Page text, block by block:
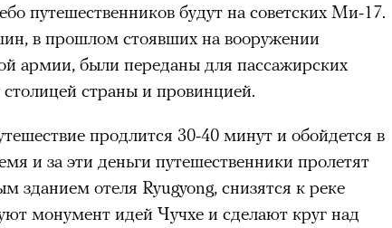
путешественников будут на советских Ми-17.
в прошлом стоявших на вооружении
армии, были переданы для пассажирских
страны и провинцией.
продлится 30-40 минут и обойдется в
и за эти деньги путешественники пролетят
зданием отеля Ryugyong, снизятся к реке
монумент идей Чучхе и сделают круг над